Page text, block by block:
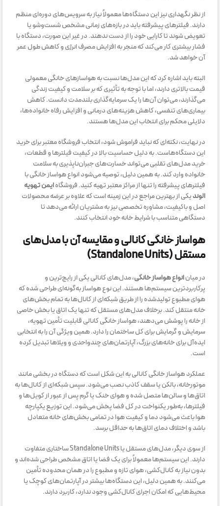
از نظر نگهداری نیز این دستگاه‌ها معمولاً نیاز به سرویس‌های دوره‌ای منظم
دارند. فیلترهای پیشرفته باید در بازه‌های زمانی مشخص شست‌وشو یا
تعویض شوند تا کارایی خود را از دست ندهند. در غیر این صورت، دستگاه با
فشار بیشتری کار می‌کند که منجر به افزایش مصرف انرژی و کاهش طول عمر
آن خواهد شد.
البته باید اشاره کرد که این مدل‌ها نسبت به هواسازهای خانگی معمولی
قیمت بالاتری دارند، اما با توجه به تأثیری که بر سلامت و کیفیت زندگی
می‌گذارند، می‌توان آن‌ها را یک سرمایه‌گذاری بلندمدت دانست. کاهش
بیماری‌های تنفسی، کاهش هزینه‌های درمانی و افزایش رفاه خانواده‌ها،
دلایلی محکم برای انتخاب این مدل‌ها هستند.
در نهایت، نکته‌ای که نباید فراموش شود، انتخاب فروشگاه معتبر برای خرید
این دستگاه‌هاست. به دلیل حساسیت بالا در کیفیت فیلترها و قطعات،
خرید مدل‌های تقلبی می‌تواند خسارت‌های جبران‌ناپذیری به سلامت
خانواده وارد کند. به همین دلیل، توصیه می‌شود انواع هواساز خانگی با
فیلترهای پیشرفته را تنها از مراکز معتبر تهیه کنید. فروشگاهایمن تهویه
الوندیکی از بهترین مراجع در این زمینه است که علاوه بر عرضه محصولات
اصل و باکیفیت، مشاوره تخصصی نیز به مشتریان ارائه می‌دهد تا
دستگاهی متناسب با شرایط خانه خود انتخاب کنند.
هواساز خانگی کانالی و مقایسه آن با مدل‌های
مستقل (Standalone Units)
در میانانواع هواساز خانگی، مدل‌های کانالی یکی از رایج‌ترین و
پرکاربردترین سیستم‌ها هستند. این نوع هواساز به‌گونه‌ای طراحی شده که
هوای مطبوع تولیدشده را از طریق شبکه‌ای از کانال‌ها به تمام بخش‌های
خانه منتقل کند. برخلاف مدل‌های مستقل که تنها یک اتاق یا بخش خاصی
از خانه را پوشش می‌دهند، هواساز خانگی کانالی قابلیت تأمین تهویه،
سرمایش و گرمایش برای کل ساختمان را دارد. همین ویژگی آن را به انتخابی
ایده‌آل برای خانه‌های بزرگ، آپارتمان‌های چندواحدی و ویلاها تبدیل کرده
است.
عملکرد هواساز خانگی کانالی به این شکل است که دستگاه در بخشی مانند
موتورخانه، بالکن یا سقف کاذب نصب می‌شود. سپس شبکه‌ای از کانال‌ها به
اتاق‌ها و سالن‌ها متصل شده و هوای خنک یا گرم پس از عبور از کویل‌ها و
فیلترها، به‌طور یکنواخت در کل فضا پخش می‌شود. این توزیع یکپارچه
هوا باعث می‌شود دما و کیفیت هوا در تمامی بخش‌های خانه متعادل
باشد و اختلاف دمای اتاق‌ها به حداقل برسد.
از سوی دیگر، مدل‌های مستقل یا Standalone Units ساختاری متفاوت
دارند. این سیستم‌ها معمولاً برای یک فضا یا اتاق مشخص طراحی شده‌اند و
بدون نیاز به کانال‌کشی، هوای تازه و مطبوع را در همان محدوده تأمین
می‌کنند. به همین دلیل، این دستگاه‌ها بیشتر در آپارتمان‌های کوچک یا
محیط‌هایی که امکان اجرای کانال‌کشی وجود ندارد، کاربرد دارند.